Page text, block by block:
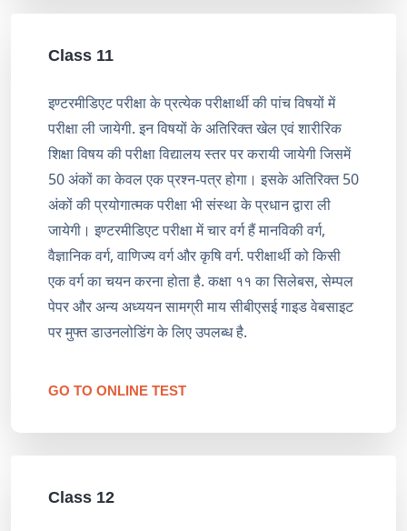
Class 11
इण्टरमीडिएट परीक्षा के प्रत्येक परीक्षार्थी की पांच विषयों में
परीक्षा ली जायेगी. इन विषयों के अतिरिक्त खेल एवं शारीरिक
शिक्षा विषय की परीक्षा विद्यालय स्तर पर करायी जायेगी जिसमें
50 अंकों का केवल एक प्रश्न-पत्र होगा। इसके अतिरिक्त 50
अंकों की प्रयोगात्मक परीक्षा भी संस्था के प्रधान द्वारा ली
जायेगी। इण्टरमीडिएट परीक्षा में चार वर्ग हैं मानविकी वर्ग,
वैज्ञानिक वर्ग, वाणिज्य वर्ग और कृषि वर्ग. परीक्षार्थी को किसी
एक वर्ग का चयन करना होता है. कक्षा ११ का सिलेबस, सेम्पल
पेपर और अन्य अध्ययन सामग्री माय सीबीएसई गाइड वेबसाइट
पर मुफ्त डाउनलोडिंग के लिए उपलब्ध है.
GO TO ONLINE TEST
Class 12